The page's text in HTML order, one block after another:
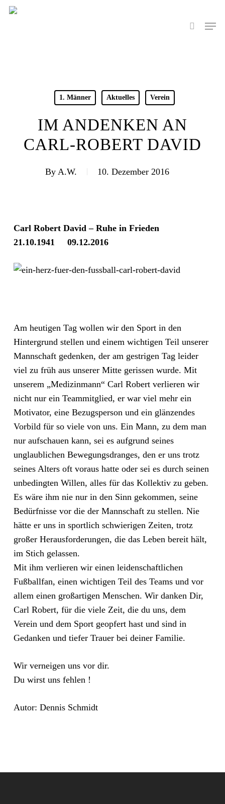
Skip
search
Menu
1. Männer Aktuelles Verein
IM ANDENKEN AN
CARL-ROBERT DAVID
By A.W. 10. Dezember 2016
Carl Robert David – Ruhe in Frieden
21.10.1941 09.12.2016
Am heutigen Tag wollen wir den Sport in den
Hintergrund stellen und einem wichtigen Teil unserer
Mannschaft gedenken, der am gestrigen Tag leider
viel zu früh aus unserer Mitte gerissen wurde. Mit
unserem „Medizinmann“ Carl Robert verlieren wir
nicht nur ein Teammitglied, er war viel mehr ein
Motivator, eine Bezugsperson und ein glänzendes
Vorbild für so viele von uns. Ein Mann, zu dem man
nur aufschauen kann, sei es aufgrund seines
unglaublichen Bewegungsdranges, den er uns trotz
seines Alters oft voraus hatte oder sei es durch seinen
unbedingten Willen, alles für das Kollektiv zu geben.
Es wäre ihm nie nur in den Sinn gekommen, seine
Bedürfnisse vor die der Mannschaft zu stellen. Nie
hätte er uns in sportlich schwierigen Zeiten, trotz
großer Herausforderungen, die das Leben bereit hält,
im Stich gelassen.
Mit ihm verlieren wir einen leidenschaftlichen
Fußballfan, einen wichtigen Teil des Teams und vor
allem einen großartigen Menschen. Wir danken Dir,
Carl Robert, für die viele Zeit, die du uns, dem
Verein und dem Sport geopfert hast und sind in
Gedanken und tiefer Trauer bei deiner Familie.
Wir verneigen uns vor dir.
Du wirst uns fehlen !
Autor: Dennis Schmidt